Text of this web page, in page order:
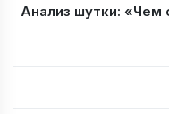
Анализ шутки: «Чем